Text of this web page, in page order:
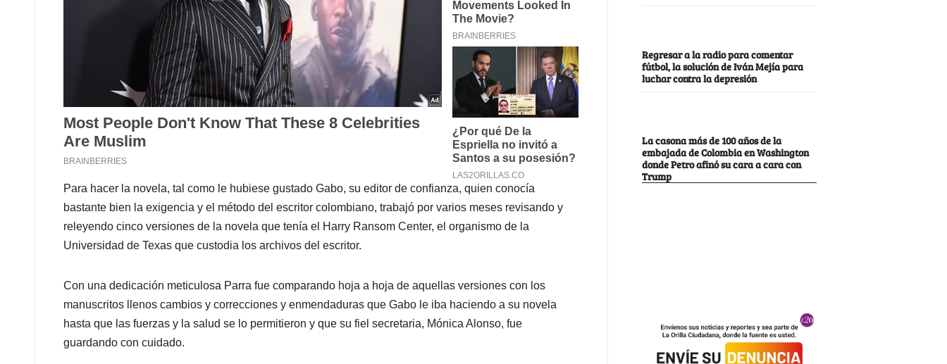
Para hacer la novela, tal como le hubiese gustado Gabo, su editor de confianza, quien conocía
bastante bien la exigencia y el método del escritor colombiano, trabajó por varios meses revisando y
releyendo cinco versiones de la novela que tenía el Harry Ransom Center, el organismo de la
Universidad de Texas que custodia los archivos del escritor.
Con una dedicación meticulosa Parra fue comparando hoja a hoja de aquellas versiones con los
manuscritos llenos cambios y correcciones y enmendaduras que Gabo le iba haciendo a su novela
hasta que las fuerzas y la salud se lo permitieron y que su fiel secretaria, Mónica Alonso, fue
guardando con cuidado.
Regresar a la radio para comentar
fútbol, la solución de Iván Mejía para
luchar contra la depresión
La casona más de 100 años de la
embajada de Colombia en Washington
donde Petro afinó su cara a cara con
Trump